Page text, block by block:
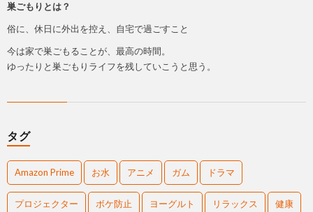
巣ごもりとは？
俗に、休日に外出を控え、自宅で過ごすこと
今は家で巣ごもることが、最高の時間。
ゆったりと巣ごもりライフを残していこうと思う。
タグ
Amazon Prime お水 アニメ ガム ドラマ
プロジェクター ボケ防止 ヨーグルト リラックス 健康